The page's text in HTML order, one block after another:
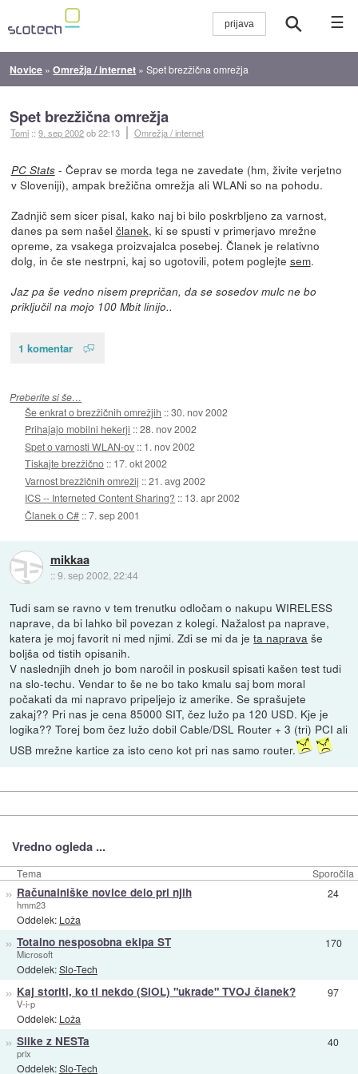
☰
Novice »Omrežja / internet »Spet brezžična omrežja
Spet brezžična omrežja
Tomi ::9. sep 2002ob 22:13 Omrežja / internet
PC Stats- Čeprav se morda tega ne zavedate (hm, živite verjetno
v Sloveniji), ampak brežična omrežja ali WLANi so na pohodu.
Zadnjič sem sicer pisal, kako naj bi bilo poskrbljeno za varnost,
danes pa sem našel članek, ki se spusti v primerjavo mrežne
opreme, za vsakega proizvajalca posebej. Članek je relativno
dolg, in če ste nestrpni, kaj so ugotovili, potem poglejte sem.
Jaz pa še vedno nisem prepričan, da se sosedov mulc ne bo
priključil na mojo 100 Mbit linijo..
1 komentar
Preberite si še…
Še enkrat o brezžičnih omrežjih ::30. nov 2002
Prihajajo mobilni hekerji ::28. nov 2002
Spet o varnosti WLAN-ov :: 1. nov 2002
Tiskajte brezžično :: 17. okt 2002
Varnost brezžičnih omrežij ::21. avg 2002
ICS -- Interneted Content Sharing? :: 13. apr 2002
Članek o C# ::7. sep 2001
mikkaa
::9. sep 2002, 22:44
Tudi sam se ravno v tem trenutku odločam o nakupu WIRELESS
naprave, da bi lahko bil povezan z kolegi. Nažalost pa naprave,
katera je moj favorit ni med njimi. Zdi se mi da jeta naprava še
boljša od tistih opisanih.
V naslednjih dneh jo bom naročil in poskusil spisati kašen test tudi
na slo-techu. Vendar to še ne bo tako kmalu saj bom moral
počakati da mi napravo pripeljejo iz amerike. Se sprašujete
zakaj?? Pri nas je cena 85000 SIT, čez lužo pa 120 USD. Kje je
logika?? Torej bom čez lužo dobil Cable/DSL Router + 3 (tri) PCI ali
USB mrežne kartice za isto ceno kot pri nas samo router.
Vredno ogleda ...
Tema Sporočila
» Računalniške novice delo pri njih
hmm23
Oddelek: Loža
24
» Totalno nesposobna ekipa ST
Microsoft
Oddelek:Slo-Tech
170
» Kaj storiti, ko ti nekdo (SiOL) "ukrade" TVOJ članek?
V-i-p
Oddelek: Loža
97
» Slike z NESTa
prix
Oddelek:Slo-Tech
40